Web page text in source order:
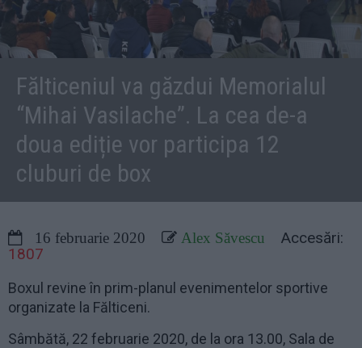
Fălticeniul va găzdui Memorialul
“Mihai Vasilache”. La cea de-a
doua ediție vor participa 12
cluburi de box
16 februarie 2020 Alex Săvescu
Accesări:
1807
Boxul revine în prim-planul evenimentelor sportive
organizate la Fălticeni.
Sâmbătă, 22 februarie 2020, de la ora 13.00, Sala de